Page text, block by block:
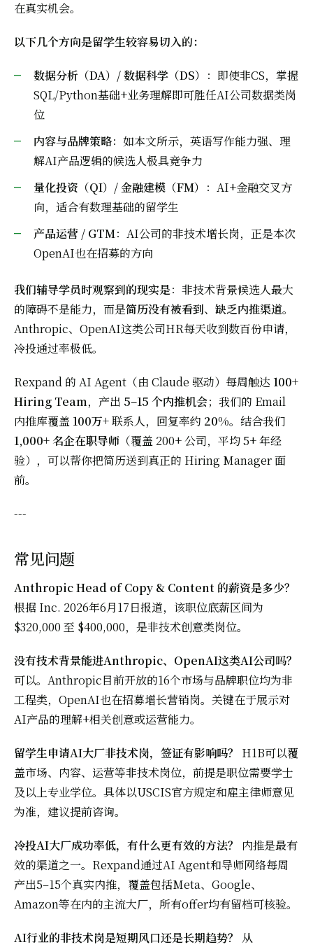
在真实机会。
以下几个方向是留学生较容易切入的：
数据分析（DA）/ 数据科学（DS） ：即使非CS，掌握
SQL/Python基础+业务理解即可胜任AI公司数据类岗
位
内容与品牌策略：如本文所示，英语写作能力强、理
解AI产品逻辑的候选人极具竞争力
量化投资（QI）/ 金融建模（FM） ：AI+金融交叉方
向，适合有数理基础的留学生
产品运营 / GTM：AI公司的非技术增长岗，正是本次
OpenAI也在招募的方向
我们辅导学员时观察到的现实是：非技术背景候选人最大
的障碍不是能力，而是简历没有被看到、 缺乏内推渠道。
Anthropic、OpenAI这类公司HR每天收到数百份申请，
冷投通过率极低。
Rexpand 的 AI Agent（由 Claude 驱动）每周触达 100+
Hiring Team，产出 5–15 个内推机会；我们的 Email
内推库覆盖 100万+联系人，回复率约 20%。结合我们
1,000+ 名企在职导师 （覆盖 200+ 公司，平均 5+ 年经
验），可以帮你把简历送到真正的 Hiring Manager 面
前。
---
常见问题
Anthropic Head of Copy & Content 的薪资是多少？
根据 Inc. 2026年6月17日报道，该职位底薪区间为
$320,000 至 $400,000，是非技术创意类岗位。
没有技术背景能进Anthropic、OpenAI这类AI公司吗？
可以。Anthropic目前开放的16个市场与品牌职位均为非
工程类，OpenAI也在招募增长营销岗。关键在于展示对
AI产品的理解+相关创意或运营能力。
留学生申请AI大厂非技术岗，签证有影响吗？
H1B可以覆
盖市场、内容、运营等非技术岗位，前提是职位需要学士
及以上专业学位。具体以USCIS官方规定和雇主律师意见
为准，建议提前咨询。
冷投AI大厂成功率低，有什么更有效的方法？
内推是最有
效的渠道之一。Rexpand通过AI Agent和导师网络每周
产出5–15个真实内推，覆盖包括Meta、Google、
Amazon等在内的主流大厂，所有offer均有留档可核验。
AI行业的非技术岗是短期风口还是长期趋势？
从